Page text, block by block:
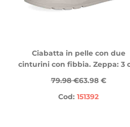
Ciabatta in pelle con due
cinturini con fibbia. Zeppa: 3
79.98 €63.98 €
Cod: 151392